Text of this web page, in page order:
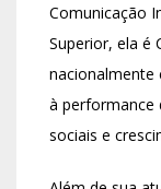
Comunicação
Superior, ela é
nacionalmente
à performance
sociais e